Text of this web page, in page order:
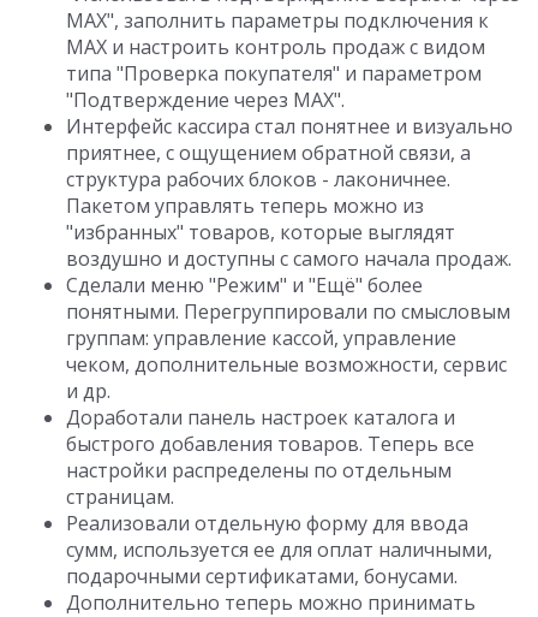
MAX", заполнить параметры подключения к
MAX и настроить контроль продаж с видом
типа "Проверка покупателя" и параметром
"Подтверждение через MAX".
Интерфейс кассира стал понятнее и визуально
приятнее, с ощущением обратной связи, а
структура рабочих блоков - лаконичнее.
Пакетом управлять теперь можно из
"избранных" товаров, которые выглядят
воздушно и доступны с самого начала продаж.
Сделали меню "Режим" и "Ещё" более
понятными. Перегруппировали по смысловым
группам: управление кассой, управление
чеком, дополнительные возможности, сервис
и др.
Доработали панель настроек каталога и
быстрого добавления товаров. Теперь все
настройки распределены по отдельным
страницам.
Реализовали отдельную форму для ввода
сумм, используется ее для оплат наличными,
подарочными сертификатами, бонусами.
Дополнительно теперь можно принимать